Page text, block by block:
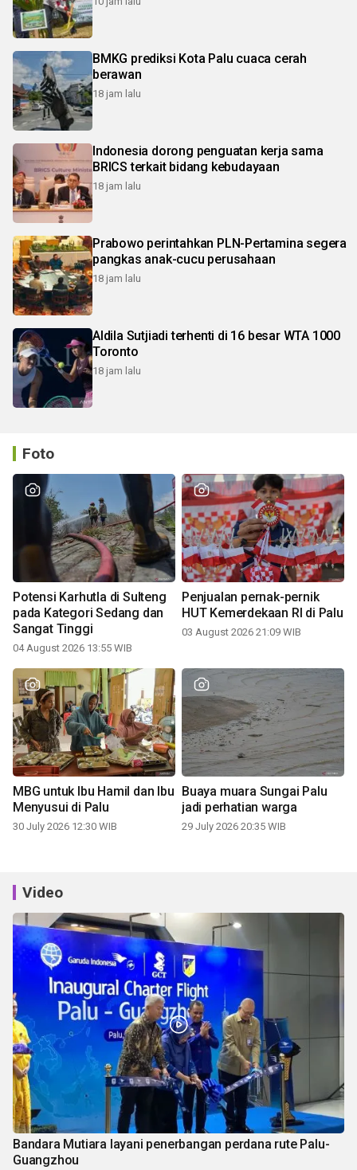
BMKG prediksi Kota Palu cuaca cerah
berawan
18 jam lalu
Indonesia dorong penguatan kerja sama
BRICS terkait bidang kebudayaan
18 jam lalu
Prabowo perintahkan PLN-Pertamina segera
pangkas anak-cucu perusahaan
18 jam lalu
Aldila Sutjiadi terhenti di 16 besar WTA 1000
Toronto
18 jam lalu
Foto
Potensi Karhutla di Sulteng
pada Kategori Sedang dan
Sangat Tinggi
04 August 2026 13:55 WIB
Penjualan pernak-pernik
HUT Kemerdekaan RI di Palu
03 August 2026 21:09 WIB
MBG untuk Ibu Hamil dan Ibu
Menyusui di Palu
30 July 2026 12:30 WIB
Buaya muara Sungai Palu
jadi perhatian warga
29 July 2026 20:35 WIB
Video
Bandara Mutiara layani penerbangan perdana rute Palu-
Guangzhou